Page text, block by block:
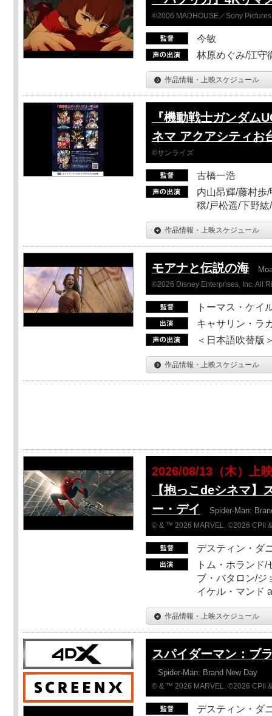
©2006 MADHOUSE／Sony
今敏
林原めぐみ/江守
作品情報・上映スケジュール
『機動戦士ガンダム
ネマ アクアシティお
©サンライズ
古橋一浩
内山昂輝/藤村歩
穣/戸松遥/下野
作品情報・上映スケジュール
モアナと伝説の海
©2026 Disney Enterprises, Inc. All
トーマス・ケイ
キャサリン・ラ
＜日本語吹替版
作品情報・上映スケジュール
2026/08/13（木）上
【抱っこdeシネマ】
ー・デイ
Spider-Man:
© & ™ 2026 MARVEL. ©2026 CPII
デスティン・ダ
トム・ホランド
ブ・バタロン/ジ
イケル・マンド
作品情報・上映スケジュール
スパイダーマン：ブ
Spider-Man: Brand New Day
© & ™ 2026 MARVEL. ©2026 CPII
デスティン・ダ